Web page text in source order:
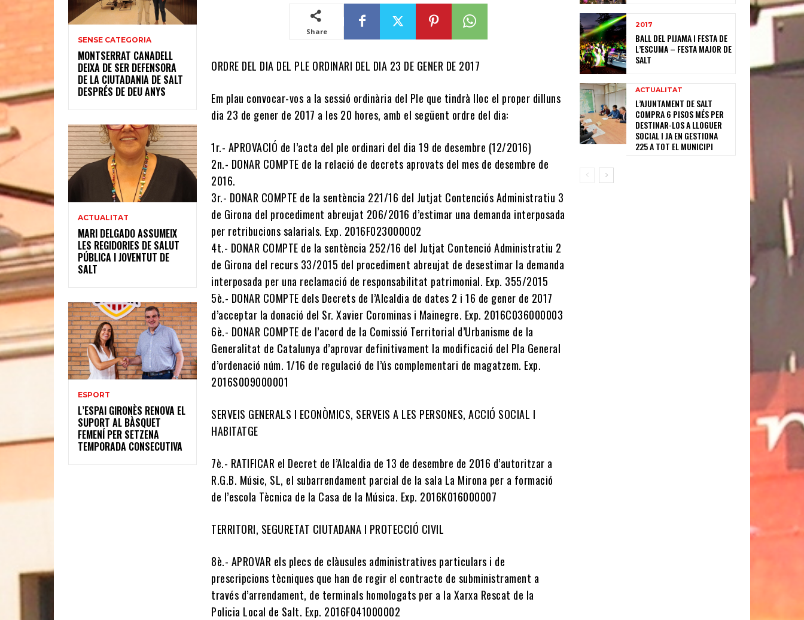
SENSE CATEGORIA
MONTSERRAT CANADELL
DEIXA DE SER DEFENSORA
DE LA CIUTADANIA DE SALT
DESPRÉS DE DEU ANYS
ACTUALITAT
MARI DELGADO ASSUMEIX
LES REGIDORIES DE SALUT
PÚBLICA I JOVENTUT DE
SALT
ESPORT
L’ESPAI GIRONÈS RENOVA EL
SUPORT AL BÀSQUET
FEMENÍ PER SETZENA
TEMPORADA CONSECUTIVA
Share
ORDRE DEL DIA DEL PLE ORDINARI DEL DIA 23 DE GENER DE 2017
Em plau convocar-vos a la sessió ordinària del Ple que tindrà lloc el proper dilluns
dia 23 de gener de 2017 a les 20 hores, amb el següent ordre del dia:
1r.- APROVACIÓ de l’acta del ple ordinari del dia 19 de desembre (12/2016)
2n.- DONAR COMPTE de la relació de decrets aprovats del mes de desembre de
2016.
3r.- DONAR COMPTE de la sentència 221/16 del Jutjat Contenciós Administratiu 3
de Girona del procediment abreujat 206/2016 d’estimar una demanda interposada
per retribucions salarials. Exp. 2016F023000002
4t.- DONAR COMPTE de la sentència 252/16 del Jutjat Contenció Administratiu 2
de Girona del recurs 33/2015 del procediment abreujat de desestimar la demanda
interposada per una reclamació de responsabilitat patrimonial. Exp. 355/2015
5è.- DONAR COMPTE dels Decrets de l’Alcaldia de dates 2 i 16 de gener de 2017
d’acceptar la donació del Sr. Xavier Corominas i Mainegre. Exp. 2016C036000003
6è.- DONAR COMPTE de l’acord de la Comissió Territorial d’Urbanisme de la
Generalitat de Catalunya d’aprovar definitivament la modificació del Pla General
d’ordenació núm. 1/16 de regulació de l’ús complementari de magatzem. Exp.
2016S009000001
SERVEIS GENERALS I ECONÒMICS, SERVEIS A LES PERSONES, ACCIÓ SOCIAL I
HABITATGE
7è.- RATIFICAR el Decret de l’Alcaldia de 13 de desembre de 2016 d’autoritzar a
R.G.B. Músic, SL, el subarrendament parcial de la sala La Mirona per a formació
de l’escola Tècnica de la Casa de la Música. Exp. 2016K016000007
TERRITORI, SEGURETAT CIUTADANA I PROTECCIÓ CIVIL
8è.- APROVAR els plecs de clàusules administratives particulars i de
prescripcions tècniques que han de regir el contracte de subministrament a
través d’arrendament, de terminals homologats per a la Xarxa Rescat de la
Policia Local de Salt. Exp. 2016F041000002
2017
BALL DEL PIJAMA I FESTA DE
L’ESCUMA – FESTA MAJOR DE
SALT
ACTUALITAT
L’AJUNTAMENT DE SALT
COMPRA 6 PISOS MÉS PER
DESTINAR-LOS A LLOGUER
SOCIAL I JA EN GESTIONA
225 A TOT EL MUNICIPI